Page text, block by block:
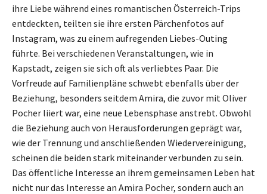
ihre Liebe während eines romantischen Österreich-Trips
entdeckten, teilten sie ihre ersten Pärchenfotos auf
Instagram, was zu einem aufregenden Liebes-Outing
führte. Bei verschiedenen Veranstaltungen, wie in
Kapstadt, zeigen sie sich oft als verliebtes Paar. Die
Vorfreude auf Familienpläne schwebt ebenfalls über der
Beziehung, besonders seitdem Amira, die zuvor mit Oliver
Pocher liiert war, eine neue Lebensphase anstrebt. Obwohl
die Beziehung auch von Herausforderungen geprägt war,
wie der Trennung und anschließenden Wiedervereinigung,
scheinen die beiden stark miteinander verbunden zu sein.
Das öffentliche Interesse an ihrem gemeinsamen Leben hat
nicht nur das Interesse an Amira Pocher, sondern auch an